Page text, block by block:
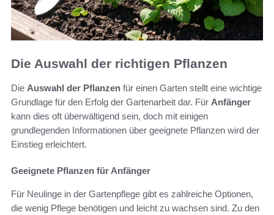
Die Auswahl der richtigen Pflanzen
Die Auswahl der Pflanzen für einen Garten stellt eine wichtige
Grundlage für den Erfolg der Gartenarbeit dar. Für Anfänger
kann dies oft überwältigend sein, doch mit einigen
grundlegenden Informationen über geeignete Pflanzen wird der
Einstieg erleichtert.
Geeignete Pflanzen für Anfänger
Für Neulinge in der Gartenpflege gibt es zahlreiche Optionen,
die wenig Pflege benötigen und leicht zu wachsen sind. Zu den